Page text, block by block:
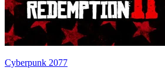
Cyberpunk 2077